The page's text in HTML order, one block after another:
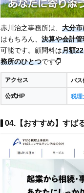
赤川治之事務所は、 大分
はもちろん、 決算や会計
可能です。顧問料は月額
務所のひとつです
アクセス バス
公式HP 税理
04.【おすすめ】すば